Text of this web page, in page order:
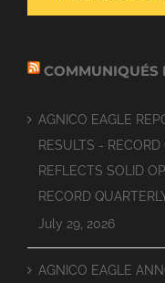
COMMUNIQUÉS
AGNICO EAGLE
RESULTS -
REFLECTS SOLID
RECORD
July 29, 2026
AGNICO EAGLE